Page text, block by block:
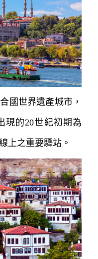
國世界遺產城市，
現的20世紀初期為
上之重要驛站。